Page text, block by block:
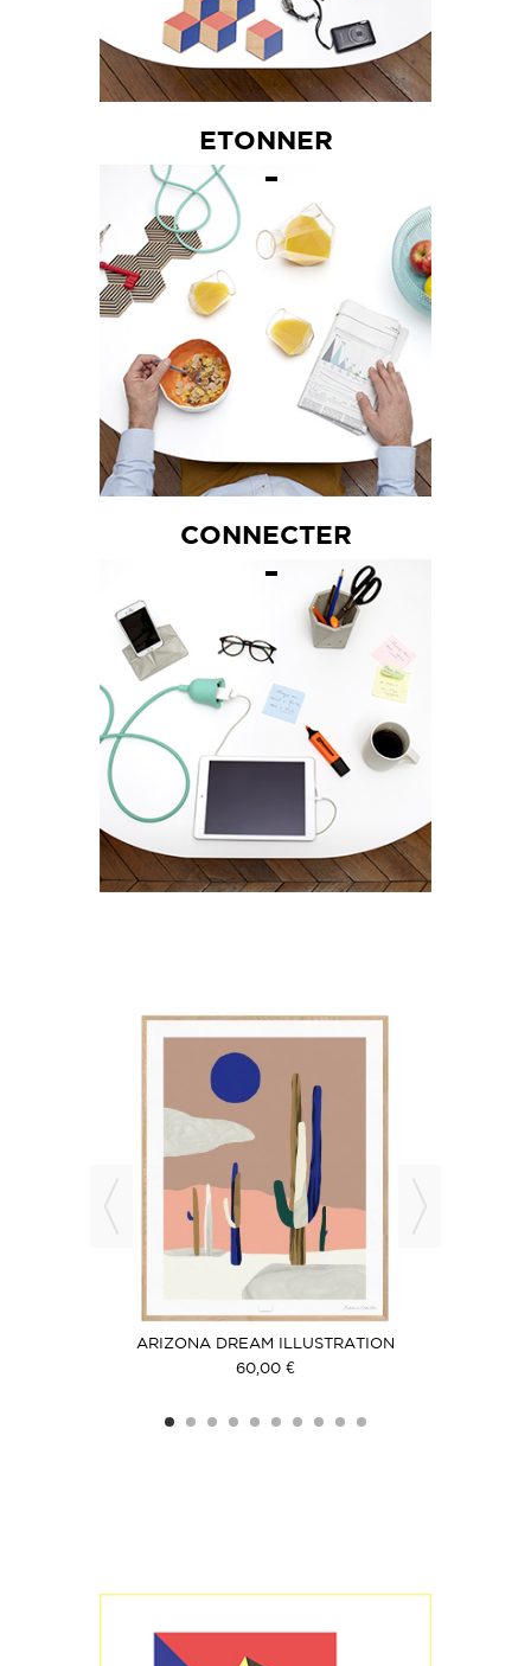
ETONNER
CONNECTER
ARIZONA DREAM ILLUSTRATION
60,00 €